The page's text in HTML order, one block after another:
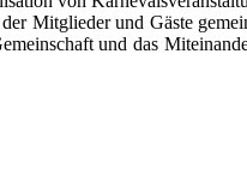
Mitglieder und Gäste
und das